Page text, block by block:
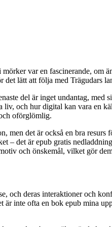
var en fascinerande,
lätt att följa med Trägudars
del är inget undantag,
och hur digital kan vara en
oförglömlig.
men det är också en bra
– det är epub gratis
och önskemål, vilket gör
och deras interaktioner och
inte ofta en bok epub mina